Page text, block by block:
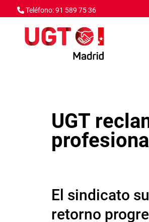
Pasar al contenido principal
Teléfono: 91 589 75 36
UGT
profesional
El sindicato
retorno